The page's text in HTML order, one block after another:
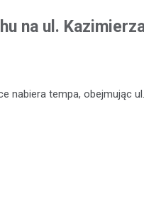
na ul.
nabiera tempa, obejmując